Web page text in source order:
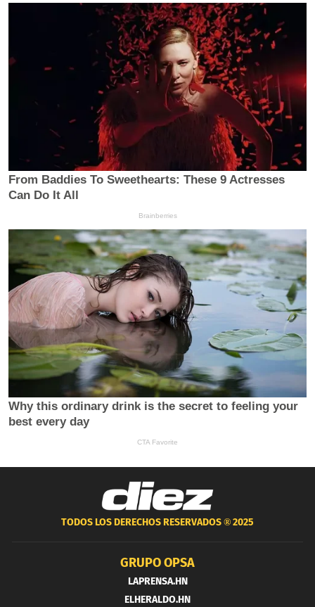
TODOS LOS DERECHOS RESERVADOS ®2025
GRUPO OPSA
LAPRENSA.HN
ELHERALDO.HN